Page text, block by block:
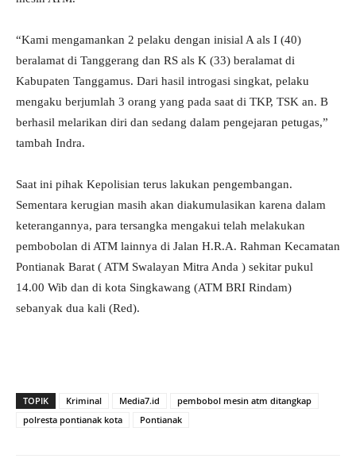
“Kami mengamankan 2 pelaku dengan inisial A als I (40)
beralamat di Tanggerang dan RS als K (33) beralamat di
Kabupaten Tanggamus. Dari hasil introgasi singkat, pelaku
mengaku berjumlah 3 orang yang pada saat di TKP, TSK an. B
berhasil melarikan diri dan sedang dalam pengejaran petugas,”
tambah Indra.
Saat ini pihak Kepolisian terus lakukan pengembangan.
Sementara kerugian masih akan diakumulasikan karena dalam
keterangannya, para tersangka mengakui telah melakukan
pembobolan di ATM lainnya di Jalan H.R.A. Rahman Kecamatan
Pontianak Barat ( ATM Swalayan Mitra Anda ) sekitar pukul
14.00 Wib dan di kota Singkawang (ATM BRI Rindam)
sebanyak dua kali (Red).
TOPIK Kriminal Media7.id
pembobol mesin atm ditangkap
polresta pontianak kota
Pontianak